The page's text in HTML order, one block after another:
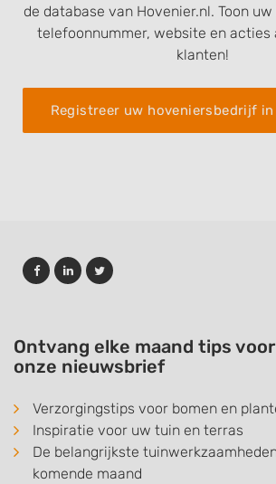
de database van Hovenier.nl. Toon
telefoonnummer, website en acties
klanten!
Registreer uw hoveniersbedrijf in
Ontvang elke maand tips
onze nieuwsbrief
Verzorgingstips voor bomen en
Inspiratie voor uw tuin en terras
De belangrijkste
komende maand